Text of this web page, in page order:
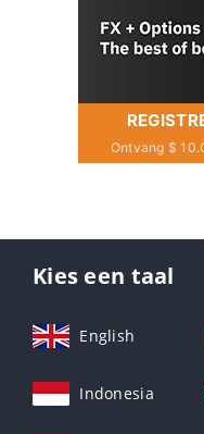
Ontvang $
Kies een taal
English
Indonesia